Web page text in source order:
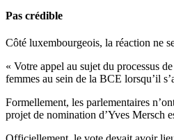
Pas crédible
Côté luxembourgeois, la réaction ne
« Votre appel au sujet du processus
femmes au sein de la BCE lorsqu’il
Formellement, les parlementaires
projet de nomination d’Yves Mersch